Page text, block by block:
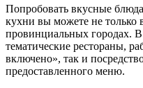
Попробовать вкусные
кухни вы можете не
провинциальных городах. В
тематические рестораны,
включено», так и
предоставленного меню.